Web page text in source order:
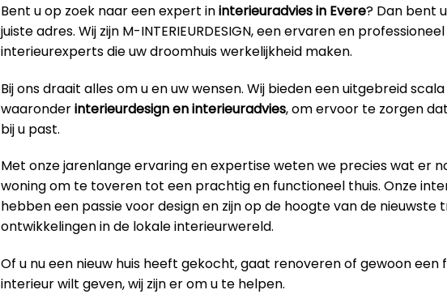
Bent u op zoek naar een expert ininterieuradvies in Evere? Dan bent
juiste adres. Wij zijn M-INTERIEURDESIGN, een ervaren en
interieurexperts die uw droomhuis werkelijkheid maken.
Bij ons draait alles om u en uw wensen. Wij bieden een uitgebreid
waaronderinterieurdesign en interieuradvies, om ervoor te zorgen
bij u past.
Met onze jarenlange ervaring en expertise weten we precies wat er
woning om te toveren tot een prachtig en functioneel thuis. Onze
hebben een passie voor design en zijn op de hoogte van de nieuwste
ontwikkelingen in de lokale interieurwereld.
Of u nu een nieuw huis heeft gekocht, gaat renoveren of gewoon een
interieur wilt geven, wij zijn er om u te helpen.